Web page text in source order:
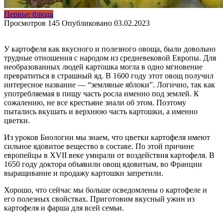
Первые блюда
Просмотров 145 Опубликовано 03.02.2023
У картофеля как вкусного и полезного овоща, были довольно
трудные отношения с народом из средневековой Европы. Для
необразованных людей картошка могла в одно мгновение
превратиться в страшный яд. В 1600 году этот овощ получил
интересное название — “земляные яблоки”. Логично, так как
употребляемая в пищу часть росла именно под землей. К
сожалению, не все крестьяне знали об этом. Поэтому
пытались вкушать и верхнюю часть картошки, а именно
цветки.
Из уроков Биологии мы знаем, что цветки картофеля имеют
сильное ядовитое вещество в составе. По этой причине
европейцы в XVII веке умирали от воздействия картофеля. В
1650 году доктора объявили овощ ядовитым, во Франции
выращивание и продажу картошки запретили.
Хорошо, что сейчас мы больше осведомлены о картофеле и
его полезных свойствах. Приготовим вкусный ужин из
картофеля и фарша для всей семьи.